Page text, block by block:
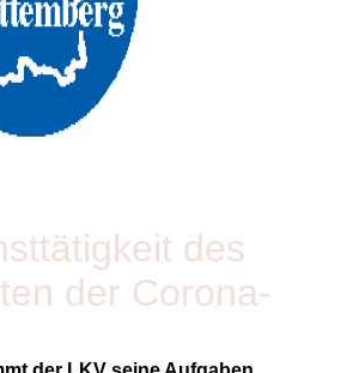
des
der Corona-